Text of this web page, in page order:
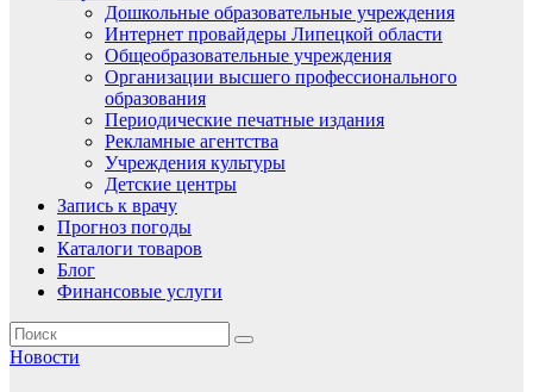
Дошкольные образовательные учреждения
Интернет провайдеры Липецкой области
Общеобразовательные учреждения
Организации высшего профессионального
образования
Периодические печатные издания
Рекламные агентства
Учреждения культуры
Детские центры
Запись к врачу
Прогноз погоды
Каталоги товаров
Блог
Финансовые услуги
Новости